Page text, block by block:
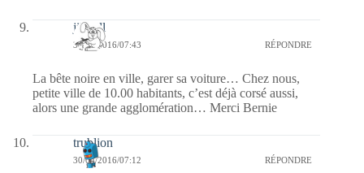
jill bill
30/04/2016/07:43 RÉPONDRE
La bête noire en ville, garer sa voiture… Chez nous,
petite ville de 10.00 habitants, c’est déjà corsé aussi,
alors une grande agglomération… Merci Bernie
trublion
30/04/2016/07:12 RÉPONDRE